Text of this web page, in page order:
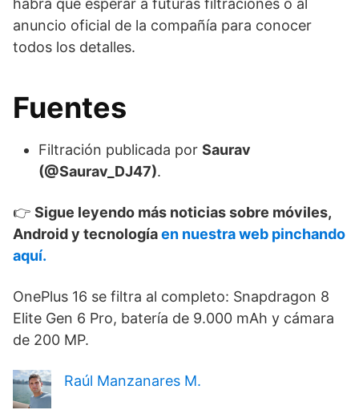
habrá que esperar a futuras filtraciones o al
anuncio oficial de la compañía para conocer
todos los detalles.
Fuentes
Filtración publicada por Saurav
(@Saurav_DJ47).
👉 Sigue leyendo más noticias sobre móviles,
Android y tecnologíaen nuestra web pinchando
aquí.
OnePlus 16 se filtra al completo: Snapdragon 8
Elite Gen 6 Pro, batería de 9.000 mAh y cámara
de 200 MP.
Raúl Manzanares M.